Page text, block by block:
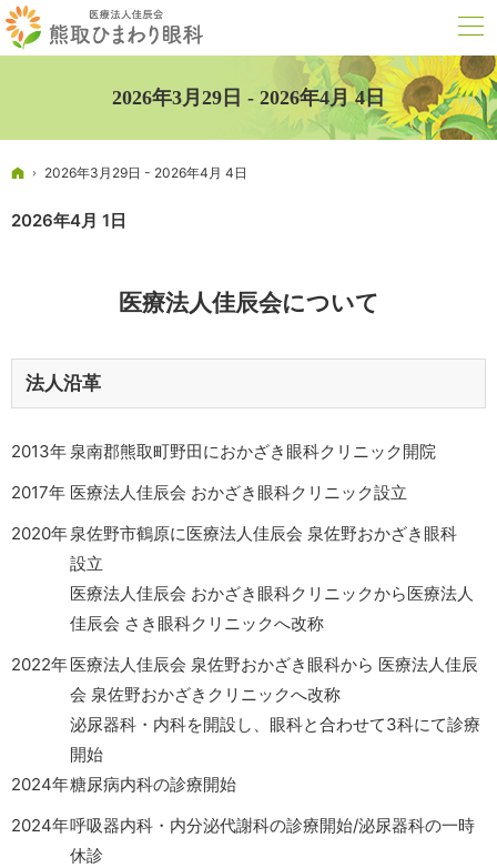
2026年3月29日 - 2026年4月 4日
ホーム
2026年3月29日 - 2026年4月 4日
2026年4月 1日
医療法人佳辰会について
法人沿革
2013年 泉南郡熊取町野田におかざき眼科クリニック開院
2017年 医療法人佳辰会 おかざき眼科クリニック設立
2020年泉佐野市鶴原に医療法人佳辰会 泉佐野おかざき眼科
設立
医療法人佳辰会 おかざき眼科クリニックから医療法人
佳辰会 さき眼科クリニックへ改称
2022年医療法人佳辰会 泉佐野おかざき眼科から 医療法人佳辰
会 泉佐野おかざきクリニックへ改称
泌尿器科・内科を開設し、眼科と合わせて3科にて診療
開始
2024年糖尿病内科の診療開始
2024年呼吸器内科・内分泌代謝科の診療開始/泌尿器科の一時
休診